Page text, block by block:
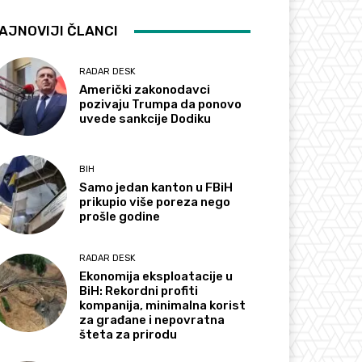
ČLANCI
RADAR DESK
Američki zakonodavci
pozivaju Trumpa da ponovo
uvede sankcije Dodiku
BIH
Samo jedan kanton u FBiH
prikupio više poreza nego
prošle godine
RADAR DESK
Ekonomija eksploatacije u
BiH: Rekordni profiti
kompanija, minimalna korist
za građane i nepovratna
šteta za prirodu